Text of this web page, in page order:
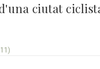
ciutat